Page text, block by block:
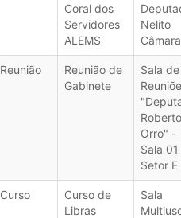
Coral dos
Servidores
ALEMS
Nelito
Câmara
Reunião
Reunião de
Gabinete
Sala de
Roberto
Orro" -
Sala 01
Setor E
Curso
Curso de
Libras
Sala